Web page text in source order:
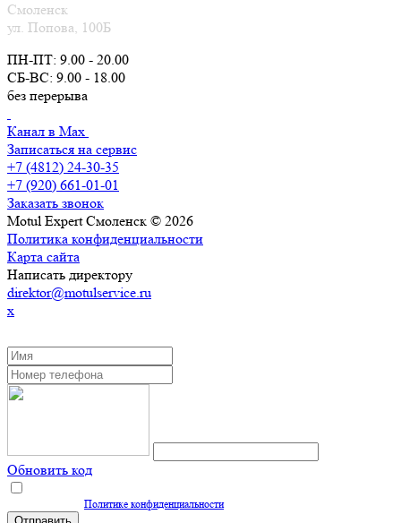
Смоленск
ул. Попова, 100Б
ПН-ПТ: 9.00 - 20.00
СБ-ВС: 9.00 - 18.00
без перерыва
Канал в Max
Записаться на сервис
+7 (4812) 24-30-35
+7 (920) 661-01-01
Заказать звонок
Motul Expert Смоленск © 2026
Политика конфиденциальности
Карта сайта
Написать директору
direktor@motulservice.ru
x
Обновить код
Политике конфиденциальности